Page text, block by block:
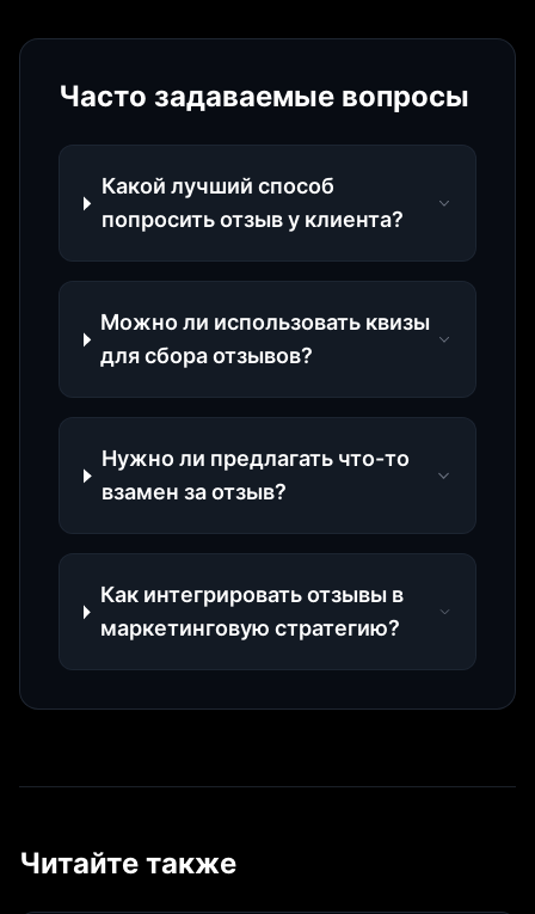
Часто задаваемые вопросы
Какой лучший способ
попросить отзыв у клиента?
Можно ли использовать квизы
для сбора отзывов?
Нужно ли предлагать что-то
взамен за отзыв?
Как интегрировать отзывы в
маркетинговую стратегию?
Читайте также